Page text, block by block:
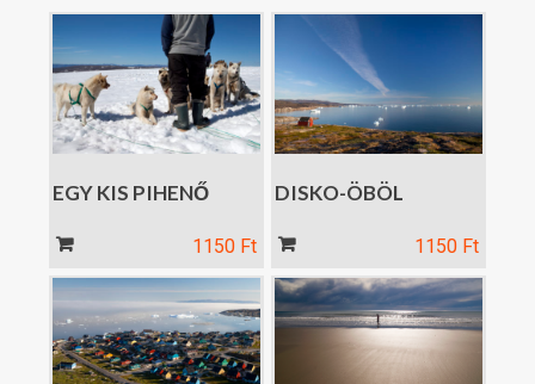
EGY KIS PIHENŐ
1150 Ft
Kosár
DISKO-ÖBÖL
1150 Ft
Kosár